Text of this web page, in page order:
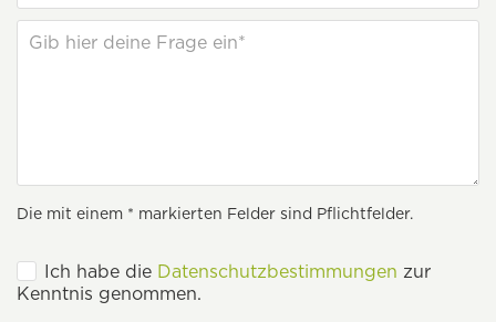
Die mit einem * markierten Felder sind Pflichtfelder.
Ich habe die Datenschutzbestimmungen zur
Kenntnis genommen.